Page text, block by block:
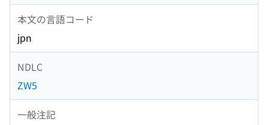
本文の言語コード
jpn
NDLC
ZW5
一般注記